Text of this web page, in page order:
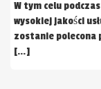
W tym celu
wysokiej jakości
zostanie polecona
[…]